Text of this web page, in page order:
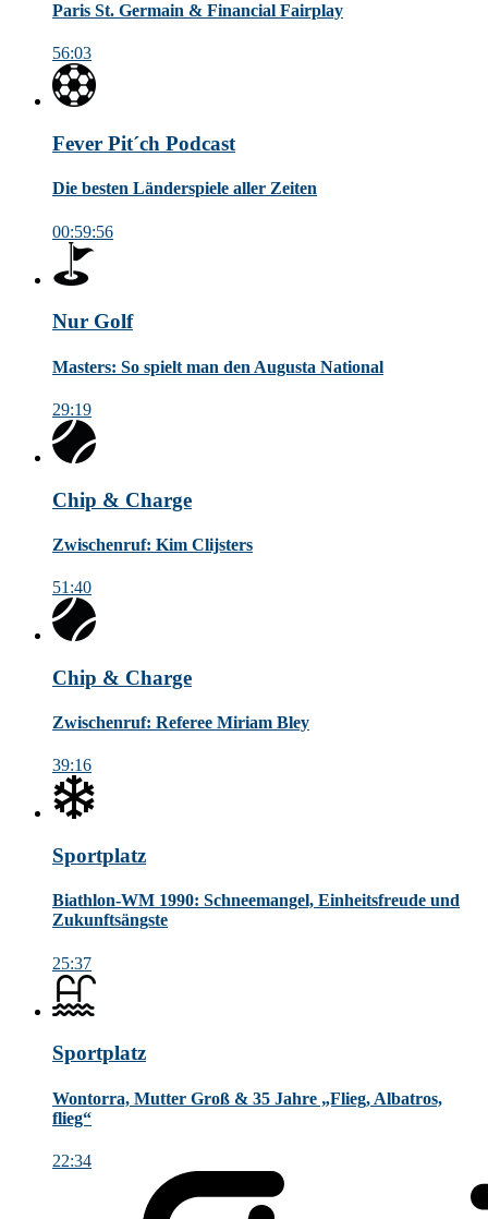
Paris St. Germain & Financial Fairplay
56:03
Fever Pit´ch Podcast
Die besten Länderspiele aller Zeiten
00:59:56
Nur Golf
Masters: So spielt man den Augusta National
29:19
Chip & Charge
Zwischenruf: Kim Clijsters
51:40
Chip & Charge
Zwischenruf: Referee Miriam Bley
39:16
Sportplatz
Biathlon-WM 1990: Schneemangel, Einheitsfreude und
Zukunftsängste
25:37
Sportplatz
Wontorra, Mutter Groß & 35 Jahre „Flieg, Albatros,
flieg“
22:34